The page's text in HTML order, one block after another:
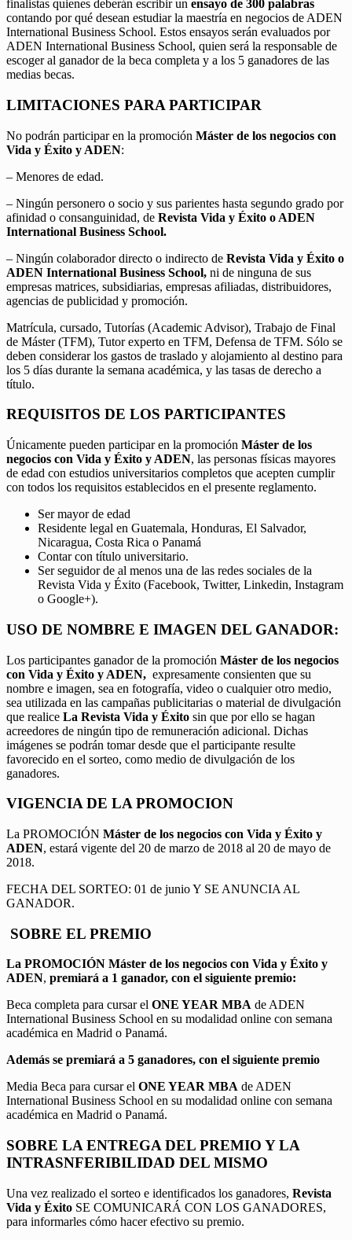
finalistas quienes deberán escribir un ensayo de 300 palabras
contando por qué desean estudiar la maestría en negocios de ADEN
International Business School. Estos ensayos serán evaluados por
ADEN International Business School, quien será la responsable de
escoger al ganador de la beca completa y a los 5 ganadores de las
medias becas.
LIMITACIONES PARA PARTICIPAR
No podrán participar en la promoción Máster de los negocios con
Vida y Éxito y ADEN:
– Menores de edad.
– Ningún personero o socio y sus parientes hasta segundo grado por
afinidad o consanguinidad, de Revista Vida y Éxito o ADEN
International Business School.
– Ningún colaborador directo o indirecto de Revista Vida y Éxito o
ADEN International Business School, ni de ninguna de sus
empresas matrices, subsidiarias, empresas afiliadas, distribuidores,
agencias de publicidad y promoción.
Matrícula, cursado, Tutorías (Academic Advisor), Trabajo de Final
de Máster (TFM), Tutor experto en TFM, Defensa de TFM. Sólo se
deben considerar los gastos de traslado y alojamiento al destino para
los 5 días durante la semana académica, y las tasas de derecho a
título.
REQUISITOS DE LOS PARTICIPANTES
Únicamente pueden participar en la promoción Máster de los
negocios con Vida y Éxito y ADEN, las personas físicas mayores
de edad con estudios universitarios completos que acepten cumplir
con todos los requisitos establecidos en el presente reglamento.
Ser mayor de edad
Residente legal en Guatemala, Honduras, El Salvador,
Nicaragua, Costa Rica o Panamá
Contar con título universitario.
Ser seguidor de al menos una de las redes sociales de la
Revista Vida y Éxito (Facebook, Twitter, Linkedin, Instagram
o Google+).
USO DE NOMBRE E IMAGEN DEL GANADOR:
Los participantes ganador de la promoción Máster de los negocios
con Vida y Éxito y ADEN, expresamente consienten que su
nombre e imagen, sea en fotografía, video o cualquier otro medio,
sea utilizada en las campañas publicitarias o material de divulgación
que realice La Revista Vida y Éxito sin que por ello se hagan
acreedores de ningún tipo de remuneración adicional. Dichas
imágenes se podrán tomar desde que el participante resulte
favorecido en el sorteo, como medio de divulgación de los
ganadores.
VIGENCIA DE LA PROMOCION
La PROMOCIÓN Máster de los negocios con Vida y Éxito y
ADEN, estará vigente del 20 de marzo de 2018 al 20 de mayo de
2018.
FECHA DEL SORTEO: 01 de junio Y SE ANUNCIA AL
GANADOR.
SOBRE EL PREMIO
La PROMOCIÓN Máster de los negocios con Vida y Éxito y
ADEN, premiará a 1 ganador, con el siguiente premio:
Beca completa para cursar el ONE YEAR MBA de ADEN
International Business School en su modalidad online con semana
académica en Madrid o Panamá.
Además se premiará a 5 ganadores, con el siguiente premio
Media Beca para cursar el ONE YEAR MBA de ADEN
International Business School en su modalidad online con semana
académica en Madrid o Panamá.
SOBRE LA ENTREGA DEL PREMIO Y LA
INTRASNFERIBILIDAD DEL MISMO
Una vez realizado el sorteo e identificados los ganadores, Revista
Vida y Éxito SE COMUNICARÁ CON LOS GANADORES,
para informarles cómo hacer efectivo su premio.